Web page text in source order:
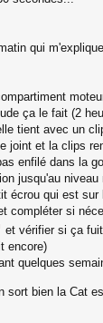
qui
ça le fait (2
tient avec un
joint et la clips
enfilé dans la
jusqu'au
écrou qui est sur
compléter si
et vérifier si ça
encore)
quelques
sort bien la Cat